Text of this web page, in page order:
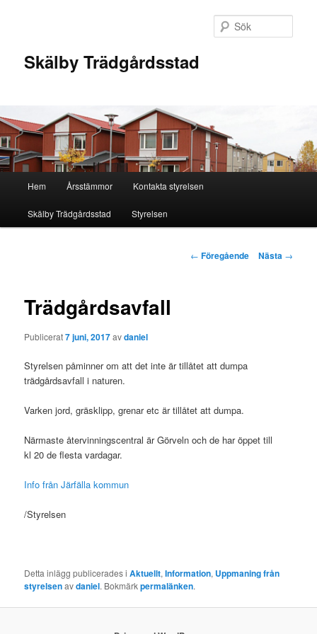
Skälby Trädgårdsstad
Hem Årsstämmor Kontakta styrelsen
Skälby Trädgårdsstad Styrelsen
Inläggsnavigering
← Föregående Nästa →
Trädgårdsavfall
Publicerat7 juni, 2017avdaniel
Styrelsen påminner om att det inte är tillåtet att dumpa
trädgårdsavfall i naturen.
Varken jord, gräsklipp, grenar etc är tillåtet att dumpa.
Närmaste återvinningscentral är Görveln och de har öppet till
kl 20 de flesta vardagar.
Info från Järfälla kommun
/Styrelsen
Detta inlägg publicerades iAktuellt,Information, Uppmaning från
styrelsenavdaniel. Bokmärkpermalänken.